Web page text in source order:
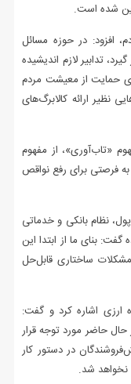
شده است.
افزود: در حوزه مسائل
تدابیر لازم اندیشیده
حمایت از معیشت مردم
ارائه کالابرگ‌های
«تاب‌آوری»، از مفهوم
فرصتی برای رفع نواقص
نظام بانکی و خدماتی
بنای ما از ابتدا این
ساختاری قابل‌حل
ارزی اشاره کرد و گفت:
حاضر مورد توجه قرار
در دستور کار
نخواهد شد.